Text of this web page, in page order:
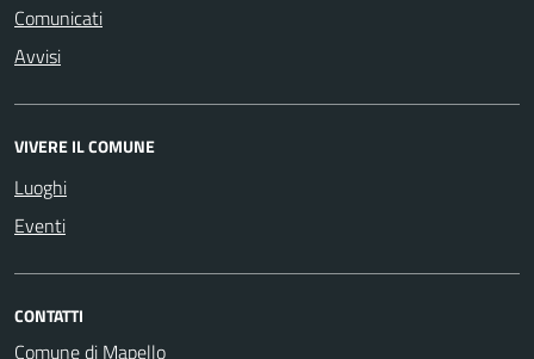
Comunicati
Avvisi
VIVERE IL COMUNE
Luoghi
Eventi
CONTATTI
Comune di Mapello